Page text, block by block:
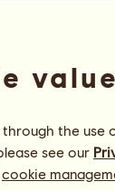
the use
see our
cookie